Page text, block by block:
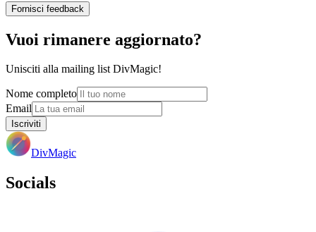
Fornisci feedback
Vuoi rimanere aggiornato?
Unisciti alla mailing list DivMagic!
Nome completo
Email
Iscriviti
DivMagic
Socials